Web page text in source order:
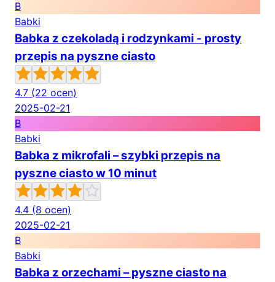
B
Babki
Babka z czekoladą i rodzynkami - prosty
przepis na pyszne ciasto
4.7 (22 ocen)
2025-02-21
B
Babki
Babka z mikrofali – szybki przepis na
pyszne ciasto w 10 minut
4.4 (8 ocen)
2025-02-21
B
Babki
Babka z orzechami – pyszne ciasto na